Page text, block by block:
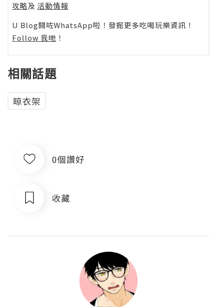
攻略及 活動情報
U Blog開咗WhatsApp啦！發掘更多吃喝玩樂資訊！
Follow 我哋 ！
相關話題
晾衣架
0個讚好
收藏